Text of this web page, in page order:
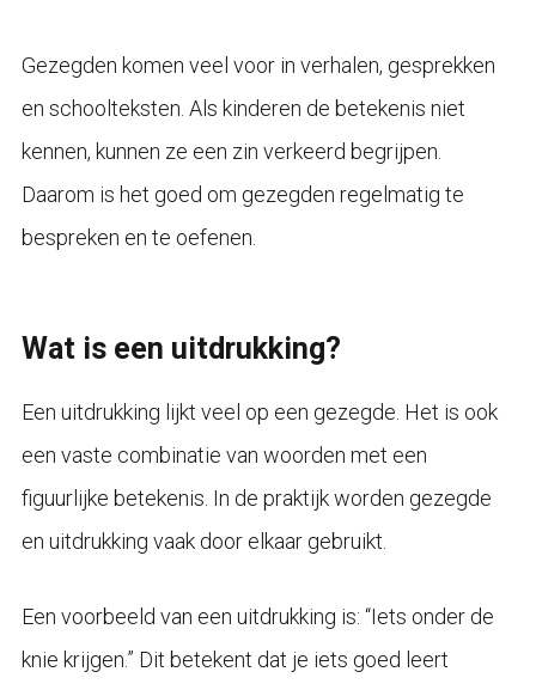
Gezegden komen veel voor in verhalen, gesprekken
en schoolteksten. Als kinderen de betekenis niet
kennen, kunnen ze een zin verkeerd begrijpen.
Daarom is het goed om gezegden regelmatig te
bespreken en te oefenen.
Wat is een uitdrukking?
Een uitdrukking lijkt veel op een gezegde. Het is ook
een vaste combinatie van woorden met een
figuurlijke betekenis. In de praktijk worden gezegde
en uitdrukking vaak door elkaar gebruikt.
Een voorbeeld van een uitdrukking is: “Iets onder de
knie krijgen.” Dit betekent dat je iets goed leert